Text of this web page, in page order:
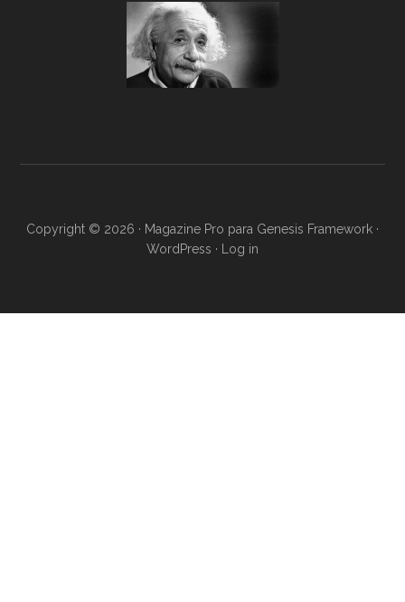
Copyright © 2026 · Magazine Pro para Genesis Framework ·
WordPress · Log in